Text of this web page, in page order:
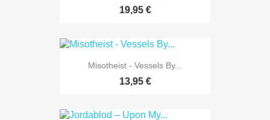
19,95 €
Misotheist - Vessels By...
13,95 €